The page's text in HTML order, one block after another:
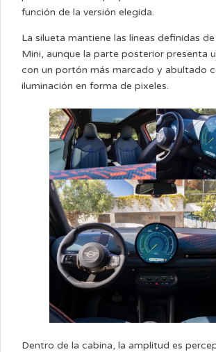
función de la versión elegida.
La silueta mantiene las líneas definidas
Mini, aunque la parte posterior presenta
con un portón más marcado y abultado
iluminación en forma de pixeles.
Dentro de la cabina, la amplitud es